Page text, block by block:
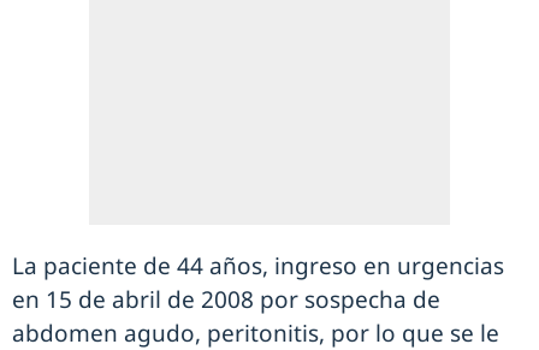
La paciente de 44 años, ingreso en urgencias
en 15 de abril de 2008 por sospecha de
abdomen agudo, peritonitis, por lo que se le